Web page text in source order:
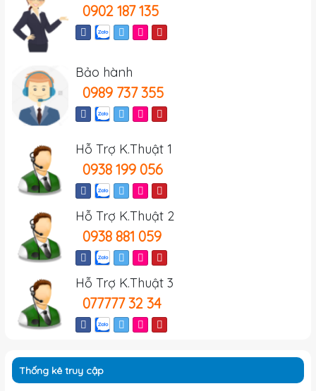
0902 187 135
Bảo hành
0989 737 355
Hỗ Trợ K.Thuật 1
0938 199 056
Hỗ Trợ K.Thuật 2
0938 881 059
Hỗ Trợ K.Thuật 3
077777 32 34
Thống kê truy cập